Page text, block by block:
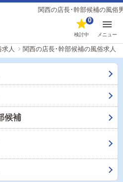
関西の店長･幹部候補の風俗男性求人
検討中
0
メニュー
求人 関西の店長･幹部候補の風俗求人
候補